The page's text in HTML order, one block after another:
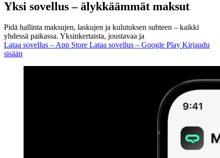
Yksi sovellus –älykkäämmät maksut
Pidä hallinta maksujen, laskujen ja kulutuksen suhteen – kaikki
yhdessä paikassa. Yksinkertaista, joustavaa ja
Lataa sovellus – App Store Lataa sovellus – Google Play Kirjaudu
sisään